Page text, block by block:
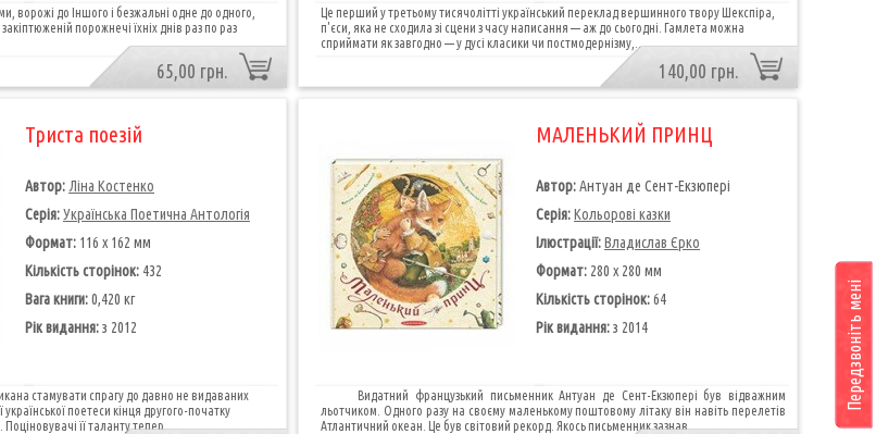
Передзвоніть мені
ворожі до Іншого і безжальні одне до одного,
порожнечі їхніх днів раз по раз
65,00 грн.
Це перший у третьому тисячолітті український переклад вершинного твору Шекспіра,
п'єси, яка не сходила зі сцени з часу написання — аж до сьогодні. Гамлета можна
сприймати як завгодно — у дусі класики чи постмодернізму,..
140,00 грн.
Триста поезій
Автор: Ліна Костенко
Серія:Українська Поетична Антологія
Формат: 116 х 162 мм
Кількість сторінок: 432
Вага книги:0,420 кг
Рік видання:з 2012
стамувати спрагу до давно не видаваних
поетеси кінця другого-початку
її таланту тепер...
МАЛЕНЬКИЙ ПРИНЦ
Автор:Антуан де Сент-Екзюпері
Серія:Кольорові казки
Ілюстрації:Владислав Єрко
Формат: 280 х 280 мм
Кількість сторінок:64
Рік видання:з 2014
Видатний французький письменник Антуан де Сент-Екзюпері був відважним
льотчиком. Одного разу на своєму маленькому поштовому літаку він навіть перелетів
Атлантичний океан. Це був світовий рекорд. Якось письменник зазнав...